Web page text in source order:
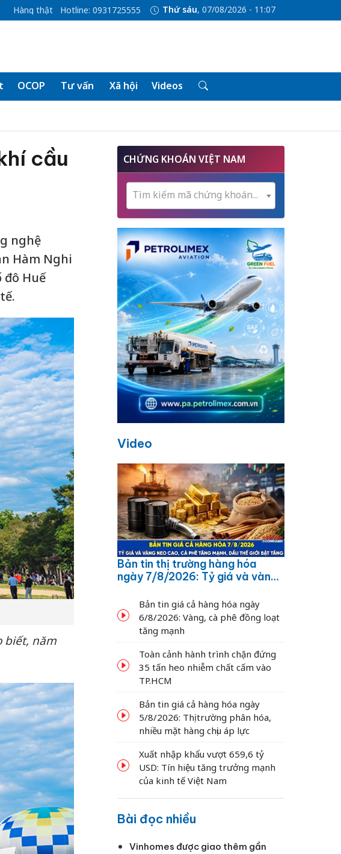
Hàng thật Hotline: 0931725555 Thứ sáu, 07/08/2026 - 11:07
OCOP Tư vấn Xã hội Videos
cầu
nghệ
Hàm Nghi
đô Huế
biết, năm
CHỨNG KHOÁN VIỆT NAM
Tìm kiếm mã chứng khoán...
Video
Bản tin thị trường hàng hóa
ngày 7/8/2026: Tỷ giá và vàng
dầu thế giới bật tăng
Bản tin giá cả hàng hóa ngày
6/8/2026: Vàng, cà phê đồng loạt
tăng mạnh
Toàn cảnh hành trình chặn đứng
35 tấn heo nhiễm chất cấm vào
TP.HCM
Bản tin giá cả hàng hóa ngày
5/8/2026: Thị trường phân hóa,
nhiều mặt hàng chịu áp lực
Xuất nhập khẩu vượt 659,6 tỷ
USD: Tín hiệu tăng trưởng mạnh
của kinh tế Việt Nam
Bài đọc nhiều
Vinhomes được giao thêm gần